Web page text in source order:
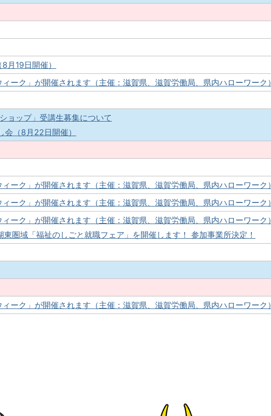
月19日開催）
ーク」が開催されます（主催：滋賀県、滋賀労働局、県内ハローワーク）
ョップ」受講生募集について
（8月22日開催）
ーク」が開催されます（主催：滋賀県、滋賀労働局、県内ハローワーク）
ーク」が開催されます（主催：滋賀県、滋賀労働局、県内ハローワーク）
ーク」が開催されます（主催：滋賀県、滋賀労働局、県内ハローワーク）
圏域「福祉のしごと就職フェア」を開催します！ 参加事業所決定！
ーク」が開催されます（主催：滋賀県、滋賀労働局、県内ハローワーク）